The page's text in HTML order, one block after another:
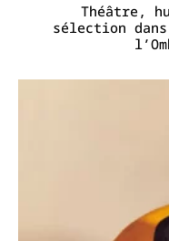
Théâtre,
sélection